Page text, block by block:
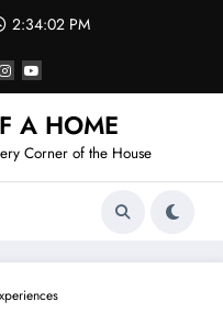
2:34:02 PM
A HOME
Corner of the House